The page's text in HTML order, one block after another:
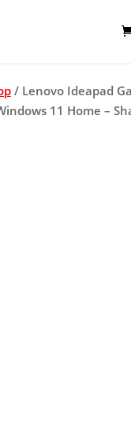
/ Lenovo Ideapad
11 Home –